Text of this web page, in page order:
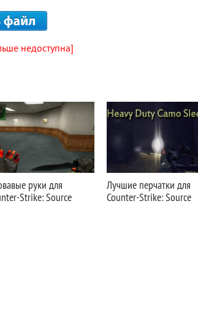
недоступна]
руки для
Strike: Source
Лучшие перчатки для
Counter-Strike: Source